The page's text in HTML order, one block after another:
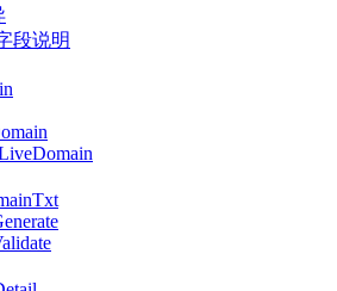
段说明